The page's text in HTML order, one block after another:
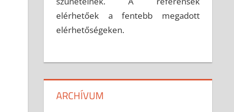
elérhetőek a fentebb megadott
elérhetőségeken.
ARCHÍVUM